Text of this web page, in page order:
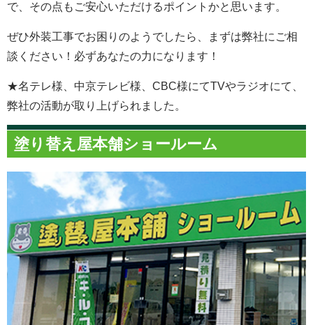
で、その点もご安心いただけるポイントかと思います。
ぜひ外装工事でお困りのようでしたら、まずは弊社にご相
談ください！必ずあなたの力になります！
★名テレ様、中京テレビ様、CBC様にてTVやラジオにて、
弊社の活動が取り上げられました。
塗り替え屋本舗ショールーム